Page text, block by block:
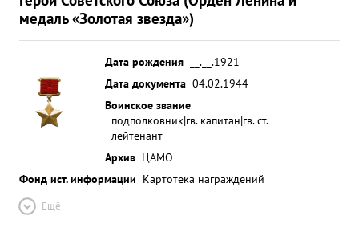
медаль «Золотая звезда»)
Дата рождения
__.__.1921
Дата документа 04.02.1944
Воинское звание
подполковник|гв. капитан|гв. ст.
лейтенант
Архив ЦАМО
Фонд ист. информации Картотека награждений
Ещё